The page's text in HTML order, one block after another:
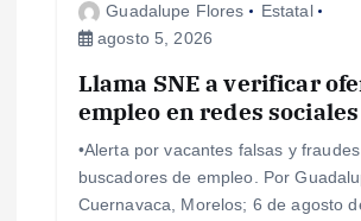
Guadalupe Flores
Estatal
agosto 5, 2026
Llama SNE a verificar
empleo en redes sociales
•Alerta por vacantes falsas y
buscadores de empleo. Por
Cuernavaca, Morelos; 6 de agosto